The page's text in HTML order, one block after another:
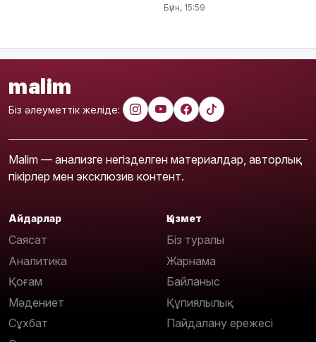
Бүгін, 15:59
malim
Біз әлеуметтік желіде:
Malim — анализге негізделген материалдар, авторлық
пікірлер мен эксклюзив контент.
Айдарлар
Саясат
Аналитика
Қоғам
Мәдениет
Сұхбат
Қызмет
Біз туралы
Жарнама
Байланыс
Құпиялылық
Пайдалану ережесі